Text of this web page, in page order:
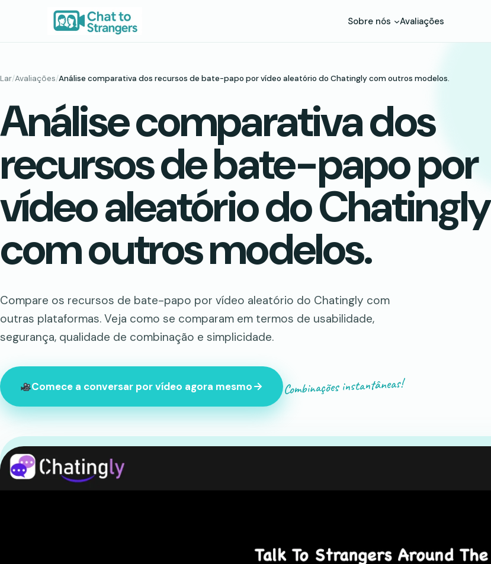
Sobre nós Avaliações
Lar/Avaliações/Análise comparativa dos recursos de bate-papo por vídeo aleatório do Chatingly com outros modelos.
Análise comparativa dos
recursos de bate-papo por
vídeo aleatório do Chatingly
com outros modelos.
Compare os recursos de bate-papo por vídeo aleatório do Chatingly com
outras plataformas. Veja como se comparam em termos de usabilidade,
segurança, qualidade de combinação e simplicidade.
Comece a conversar por vídeo agora mesmo Combinações instantâneas!